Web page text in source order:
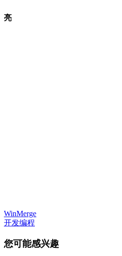
亮
WinMerge
开发编程
您可能感兴趣